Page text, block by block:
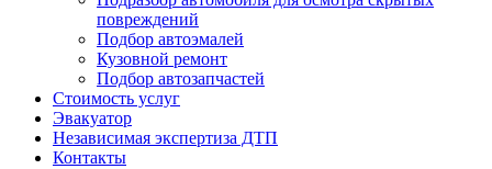
повреждений
Подбор автоэмалей
Кузовной ремонт
Подбор автозапчастей
Стоимость услуг
Эвакуатор
Независимая экспертиза ДТП
Контакты